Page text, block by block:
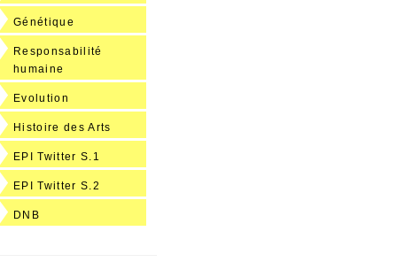
Génétique
Responsabilité
humaine
Evolution
Histoire des Arts
EPI Twitter S.1
EPI Twitter S.2
DNB